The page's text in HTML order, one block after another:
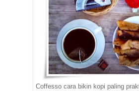
Coffesso cara bikin kopi paling